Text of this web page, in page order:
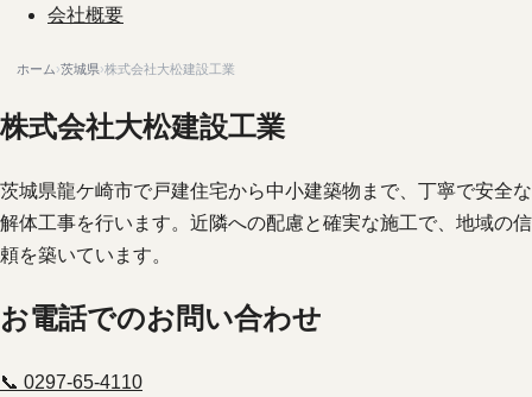
会社概要
ホーム›茨城県›株式会社大松建設工業
株式会社大松建設工業
茨城県龍ケ崎市で戸建住宅から中小建築物まで、丁寧で安全な
解体工事を行います。近隣への配慮と確実な施工で、地域の信
頼を築いています。
お電話でのお問い合わせ
📞 0297-65-4110